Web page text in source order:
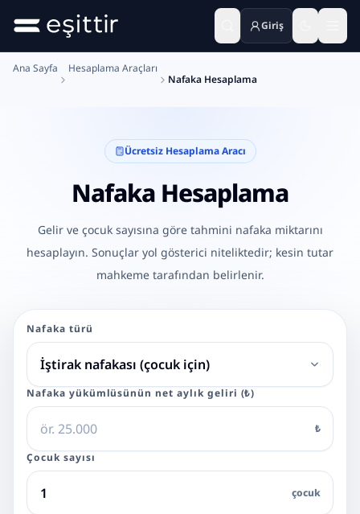
Ana içeriğe geç Giriş
Ana Sayfa
Hesaplama Araçları
Nafaka Hesaplama
Ücretsiz Hesaplama Aracı
Nafaka Hesaplama
Gelir ve çocuk sayısına göre tahmini nafaka miktarını
hesaplayın. Sonuçlar yol gösterici niteliktedir; kesin tutar
mahkeme tarafından belirlenir.
Nafaka türü
Nafaka yükümlüsünün net aylık geliri (₺)
₺
Çocuk sayısı
çocuk